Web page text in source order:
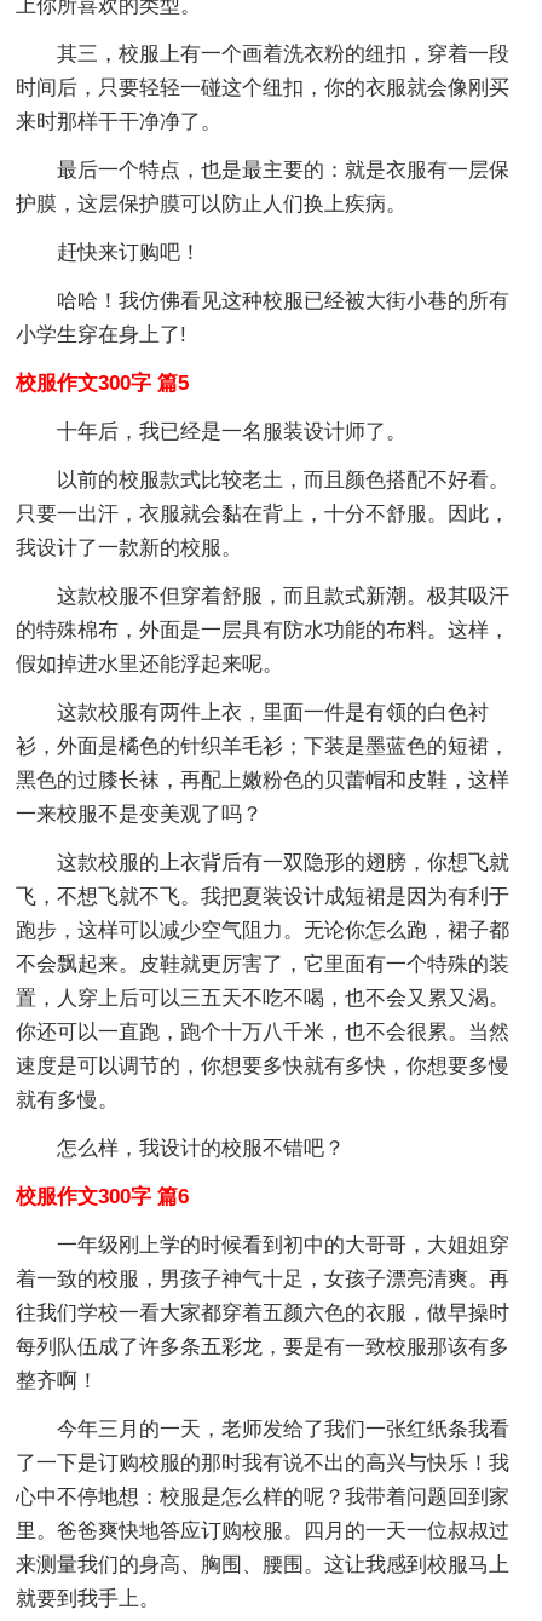
上你所喜欢的类型。
其三，校服上有一个画着洗衣粉的纽扣，穿着一段
时间后，只要轻轻一碰这个纽扣，你的衣服就会像刚买
来时那样干干净净了。
最后一个特点，也是最主要的：就是衣服有一层保
护膜，这层保护膜可以防止人们换上疾病。
赶快来订购吧！
哈哈！我仿佛看见这种校服已经被大街小巷的所有
小学生穿在身上了!
校服作文300字 篇5
十年后，我已经是一名服装设计师了。
以前的校服款式比较老土，而且颜色搭配不好看。
只要一出汗，衣服就会黏在背上，十分不舒服。因此，
我设计了一款新的校服。
这款校服不但穿着舒服，而且款式新潮。极其吸汗
的特殊棉布，外面是一层具有防水功能的布料。这样，
假如掉进水里还能浮起来呢。
这款校服有两件上衣，里面一件是有领的白色衬
衫，外面是橘色的针织羊毛衫；下装是墨蓝色的短裙，
黑色的过膝长袜，再配上嫩粉色的贝蕾帽和皮鞋，这样
一来校服不是变美观了吗？
这款校服的上衣背后有一双隐形的翅膀，你想飞就
飞，不想飞就不飞。我把夏装设计成短裙是因为有利于
跑步，这样可以减少空气阻力。无论你怎么跑，裙子都
不会飘起来。皮鞋就更厉害了，它里面有一个特殊的装
置，人穿上后可以三五天不吃不喝，也不会又累又渴。
你还可以一直跑，跑个十万八千米，也不会很累。当然
速度是可以调节的，你想要多快就有多快，你想要多慢
就有多慢。
怎么样，我设计的校服不错吧？
校服作文300字 篇6
一年级刚上学的时候看到初中的大哥哥，大姐姐穿
着一致的校服，男孩子神气十足，女孩子漂亮清爽。再
往我们学校一看大家都穿着五颜六色的衣服，做早操时
每列队伍成了许多条五彩龙，要是有一致校服那该有多
整齐啊！
今年三月的一天，老师发给了我们一张红纸条我看
了一下是订购校服的那时我有说不出的高兴与快乐！我
心中不停地想：校服是怎么样的呢？我带着问题回到家
里。爸爸爽快地答应订购校服。四月的一天一位叔叔过
来测量我们的身高、胸围、腰围。这让我感到校服马上
就要到我手上。